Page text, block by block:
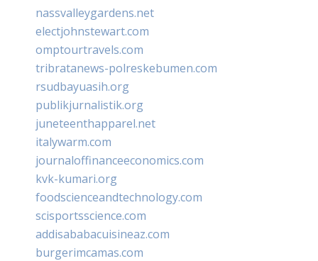
nassvalleygardens.net
electjohnstewart.com
omptourtravels.com
tribratanews-polreskebumen.com
rsudbayuasih.org
publikjurnalistik.org
juneteenthapparel.net
italywarm.com
journaloffinanceeconomics.com
kvk-kumari.org
foodscienceandtechnology.com
scisportsscience.com
addisababacuisineaz.com
burgerimcamas.com